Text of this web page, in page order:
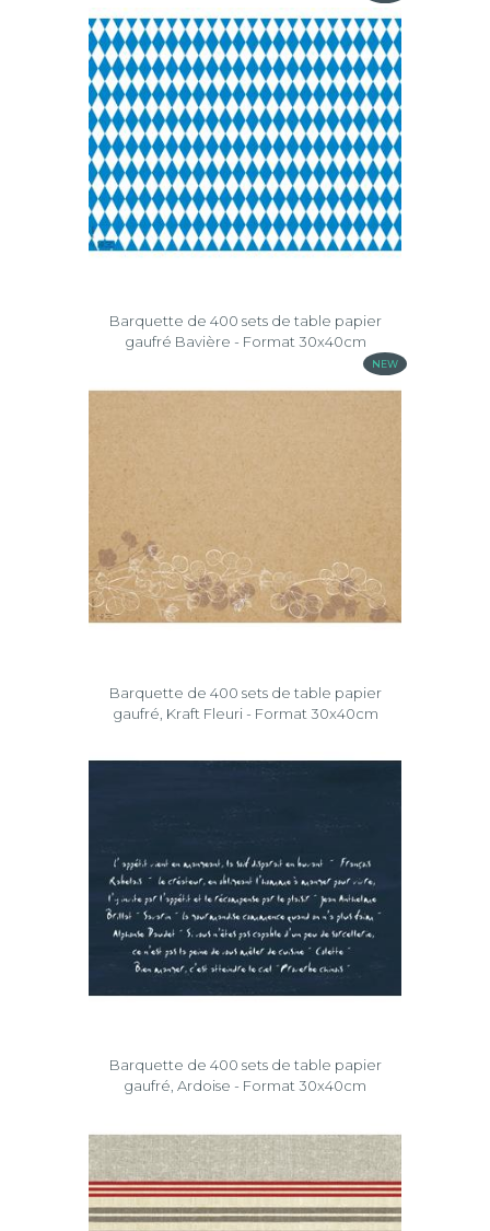
Barquette de 400 sets de table papier
gaufré Bavière - Format 30x40cm
NEW
Barquette de 400 sets de table papier
gaufré, Kraft Fleuri - Format 30x40cm
Barquette de 400 sets de table papier
gaufré, Ardoise - Format 30x40cm